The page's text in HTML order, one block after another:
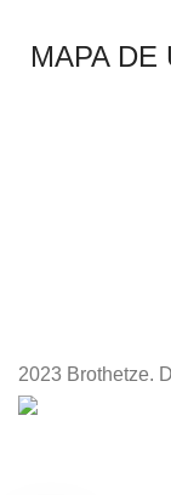
MAPA DE
2023 Brothetze.